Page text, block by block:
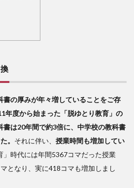
書の厚みが年々増していることをご存
年度から始まった「脱ゆとり教育」の
書は20年間で約3倍に、中学校の教科書
。 それに伴い、 授業時間も増加してい
」時代には年間5367コマだった授業
となり、実に418コマも増加しまし